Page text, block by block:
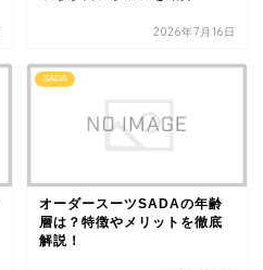
2026年7月16日
SADA
オーダースーツSADAの年齢
層は？特徴やメリットを徹底
解説！